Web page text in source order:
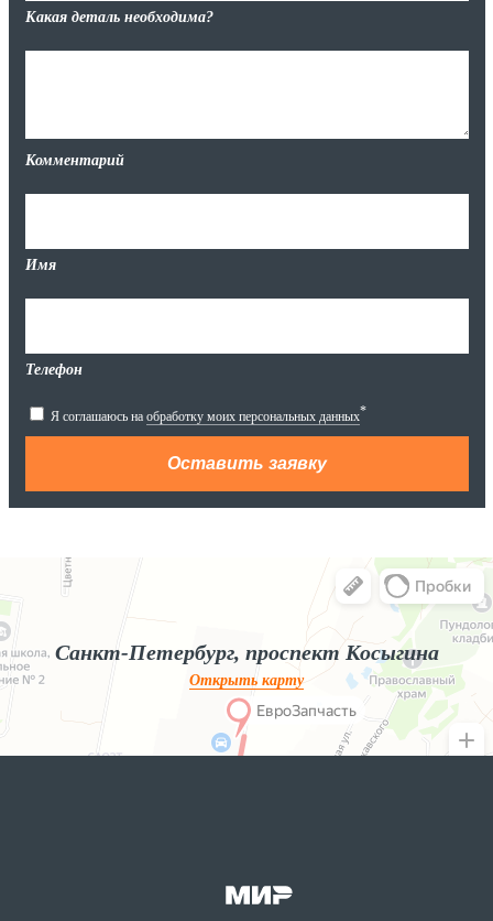
Какая деталь необходима?
Комментарий
Имя
Телефон
Я соглашаюсь на обработку моих персональных данных*
Яндекс.Карты
Яндекс.Карты — поиск мест и адресов, городской транспорт
Санкт-Петербург, проспект Косыгина
Открыть карту